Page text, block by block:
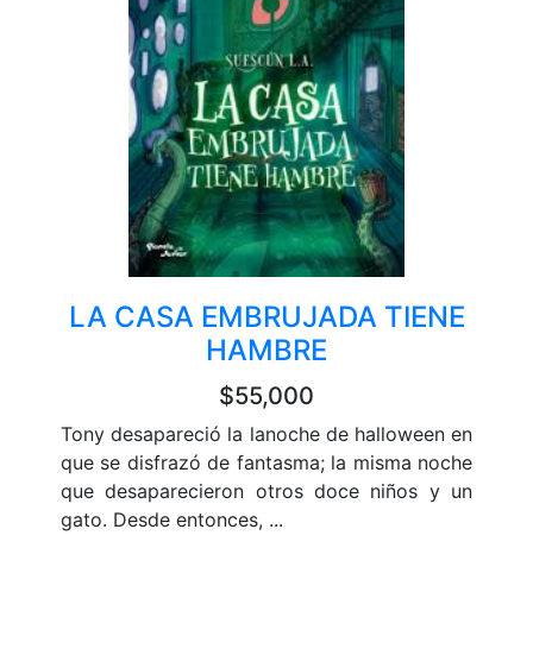
LA CASA EMBRUJADA TIENE
HAMBRE
$55,000
Tony desapareció la lanoche de halloween en
que se disfrazó de fantasma; la misma noche
que desaparecieron otros doce niños y un
gato. Desde entonces, ...